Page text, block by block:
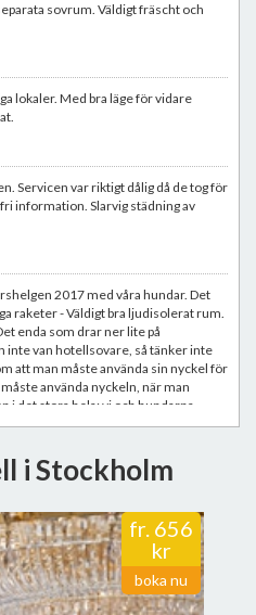
sovrum. Väldigt fräscht och
lokaler. Med bra läge för vidare
Servicen var riktigt dålig då de tog för
information. Slarvig städning av
2017 med våra hundar. Det
raketer - Väldigt bra ljudisolerat rum.
enda som drar ner lite på
inte van hotellsovare, så tänker inte
att man måste använda sin nyckel för
använda nyckeln, när man
i det stora hela; vi och hundarna
nyår.
Choicemedlem utan att fråga, och
sköna sängar... Bokar här igen vid
i Stockholm
fr. 656
kr
boka nu